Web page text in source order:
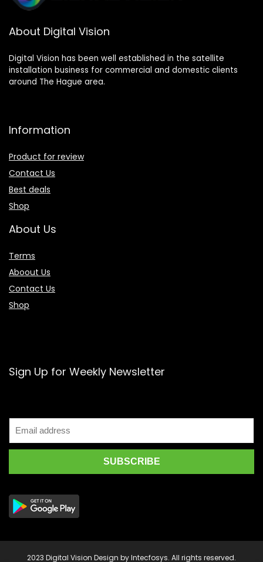
About Digital Vision
Digital Vision has been well established in the satellite
installation business for commercial and domestic clients
around The Hague area.
Information
Product for review
Contact Us
Best deals
Shop
About Us
Terms
Aboout Us
Contact Us
Shop
Sign Up for Weekly Newsletter
2023 Digital Vision Design by Intecfosys. All rights reserved.